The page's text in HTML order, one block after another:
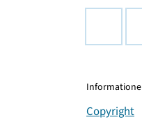
Copyright